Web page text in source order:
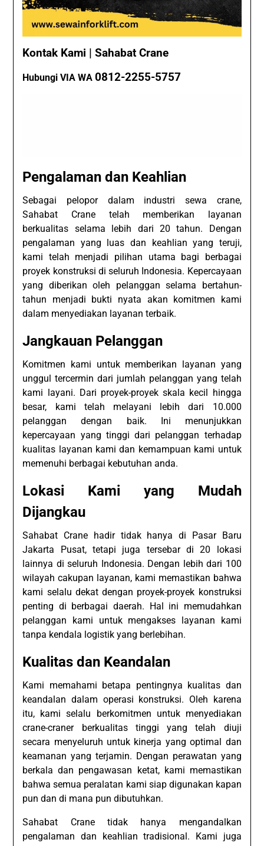
Kontak Kami | Sahabat Crane
Hubungi VIA WA0812-2255-5757
Pengalaman dan Keahlian
Sebagai pelopor dalam industri sewa crane,
Sahabat Crane telah memberikan layanan
berkualitas selama lebih dari 20 tahun. Dengan
pengalaman yang luas dan keahlian yang teruji,
kami telah menjadi pilihan utama bagi berbagai
proyek konstruksi di seluruh Indonesia. Kepercayaan
yang diberikan oleh pelanggan selama bertahun-
tahun menjadi bukti nyata akan komitmen kami
dalam menyediakan layanan terbaik.
Jangkauan Pelanggan
Komitmen kami untuk memberikan layanan yang
unggul tercermin dari jumlah pelanggan yang telah
kami layani. Dari proyek-proyek skala kecil hingga
besar, kami telah melayani lebih dari 10.000
pelanggan dengan baik. Ini menunjukkan
kepercayaan yang tinggi dari pelanggan terhadap
kualitas layanan kami dan kemampuan kami untuk
memenuhi berbagai kebutuhan anda.
Lokasi Kami yang Mudah
Dijangkau
Sahabat Crane hadir tidak hanya di Pasar Baru
Jakarta Pusat, tetapi juga tersebar di 20 lokasi
lainnya di seluruh Indonesia. Dengan lebih dari 100
wilayah cakupan layanan, kami memastikan bahwa
kami selalu dekat dengan proyek-proyek konstruksi
penting di berbagai daerah. Hal ini memudahkan
pelanggan kami untuk mengakses layanan kami
tanpa kendala logistik yang berlebihan.
Kualitas dan Keandalan
Kami memahami betapa pentingnya kualitas dan
keandalan dalam operasi konstruksi. Oleh karena
itu, kami selalu berkomitmen untuk menyediakan
crane-craner berkualitas tinggi yang telah diuji
secara menyeluruh untuk kinerja yang optimal dan
keamanan yang terjamin. Dengan perawatan yang
berkala dan pengawasan ketat, kami memastikan
bahwa semua peralatan kami siap digunakan kapan
pun dan di mana pun dibutuhkan.
Sahabat Crane tidak hanya mengandalkan
pengalaman dan keahlian tradisional. Kami juga